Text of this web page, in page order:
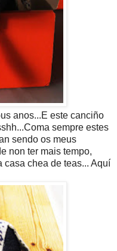
anos...E este canciño
sempre estes
sendo os meus
non ter mais tempo,
casa chea de teas... Aquí